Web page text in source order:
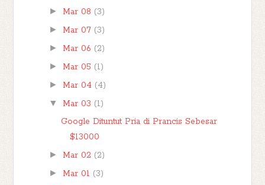
► Mar 08 (3)
► Mar 07 (3)
► Mar 06 (2)
► Mar 05 (1)
► Mar 04 (4)
▼ Mar 03 (1)
Google Dituntut Pria di Prancis Sebesar
$13000
► Mar 02 (2)
► Mar 01 (3)